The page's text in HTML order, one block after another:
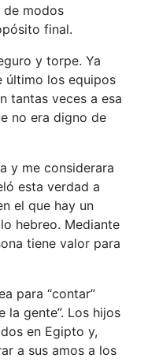
de modos
final.
y torpe. Ya
último los equipos
tantas veces a esa
no era digno de
y me considerara
esta verdad a
el que hay un
hebreo. Mediante
tiene valor para
para “contar”
la gente”. Los hijos
en Egipto y,
a sus amos a los